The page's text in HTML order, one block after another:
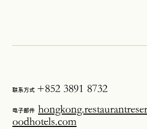
联系方式 +852 3891 8732
电子邮件
oodhotels.com